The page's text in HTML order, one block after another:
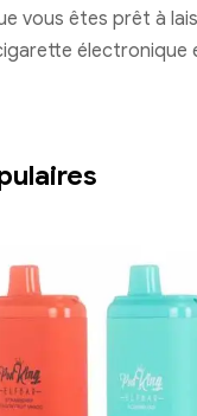
vous êtes prêt à
électronique